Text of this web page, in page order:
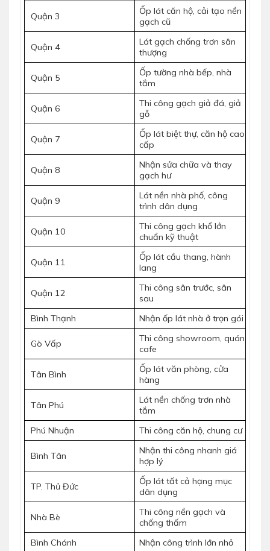
Quận 3
Ốp lát căn hộ, cải tạo nền
gạch cũ
Quận 4
Lát gạch chống trơn sân
thượng
Quận 5
Ốp tường nhà bếp, nhà
tắm
Quận 6
Thi công gạch giả đá, giả
gỗ
Quận 7
Ốp lát biệt thự, căn hộ cao
cấp
Quận 8
Nhận sửa chữa và thay
gạch hư
Quận 9
Lát nền nhà phố, công
trình dân dụng
Quận 10
Thi công gạch khổ lớn
chuẩn kỹ thuật
Quận 11
Ốp lát cầu thang, hành
lang
Quận 12
Thi công sân trước, sân
sau
Bình Thạnh
Nhận ốp lát nhà ở trọn gói
Gò Vấp
Thi công showroom, quán
cafe
Tân Bình
Ốp lát văn phòng, cửa
hàng
Tân Phú
Lát nền chống trơn nhà
tắm
Phú Nhuận
Thi công căn hộ, chung cư
Bình Tân
Nhận thi công nhanh giá
hợp lý
TP. Thủ Đức
Ốp lát tất cả hạng mục
dân dụng
Nhà Bè
Thi công nền gạch và
chống thấm
Bình Chánh
Nhận công trình lớn nhỏ